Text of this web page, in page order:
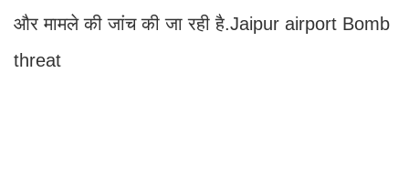
और मामले की जांच की जा रही है.Jaipur airport Bomb
threat